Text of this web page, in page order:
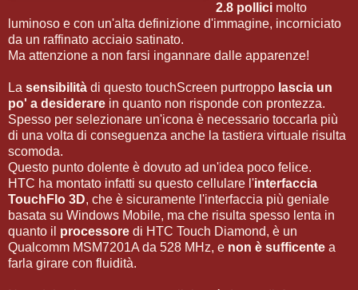
2.8 pollici molto
luminoso e con un'alta definizione d'immagine, incorniciato
da un raffinato acciaio satinato.
Ma attenzione a non farsi ingannare dalle apparenze!
La sensibilità di questo touchScreen purtroppo lascia un
po' a desiderare in quanto non risponde con prontezza.
Spesso per selezionare un'icona è necessario toccarla più
di una volta di conseguenza anche la tastiera virtuale risulta
scomoda.
Questo punto dolente è dovuto ad un'idea poco felice.
HTC ha montato infatti su questo cellulare l'interfaccia
TouchFlo 3D, che è sicuramente l'interfaccia più geniale
basata su Windows Mobile, ma che risulta spesso lenta in
quanto il processore di HTC Touch Diamond, è un
Qualcomm MSM7201A da 528 MHz, e non è sufficente a
farla girare con fluidità.